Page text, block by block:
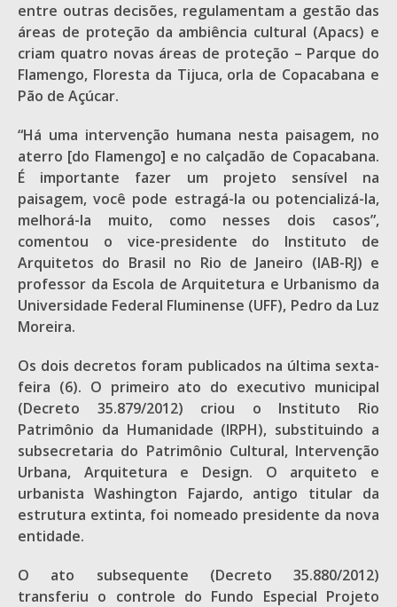
entre outras decisões, regulamentam a gestão das
áreas de proteção da ambiência cultural (Apacs) e
criam quatro novas áreas de proteção – Parque do
Flamengo, Floresta da Tijuca, orla de Copacabana e
Pão de Açúcar.
“Há uma intervenção humana nesta paisagem, no
aterro [do Flamengo] e no calçadão de Copacabana.
É importante fazer um projeto sensível na
paisagem, você pode estragá-la ou potencializá-la,
melhorá-la muito, como nesses dois casos”,
comentou o vice-presidente do Instituto de
Arquitetos do Brasil no Rio de Janeiro (IAB-RJ) e
professor da Escola de Arquitetura e Urbanismo da
Universidade Federal Fluminense (UFF), Pedro da Luz
Moreira.
Os dois decretos foram publicados na última sexta-
feira (6). O primeiro ato do executivo municipal
(Decreto 35.879/2012) criou o Instituto Rio
Patrimônio da Humanidade (IRPH), substituindo a
subsecretaria do Patrimônio Cultural, Intervenção
Urbana, Arquitetura e Design. O arquiteto e
urbanista Washington Fajardo, antigo titular da
estrutura extinta, foi nomeado presidente da nova
entidade.
O ato subsequente (Decreto 35.880/2012)
transferiu o controle do Fundo Especial Projeto